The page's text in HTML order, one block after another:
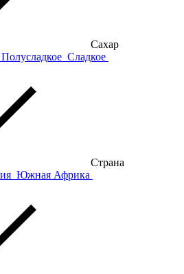
Сахар
Полусладкое Сладкое
Страна
Южная Африка